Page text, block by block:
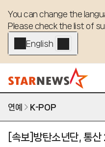
You can change the
Please check the list of
English - EN
연예 K-POP
[속보]방탄소년단, 통